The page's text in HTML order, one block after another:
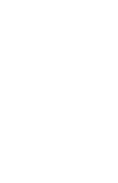
Herz willentlich
kannst,
sein. Wenn du
und mehr zu
und du wirst
Segnungen
zu suchen und
in
tun